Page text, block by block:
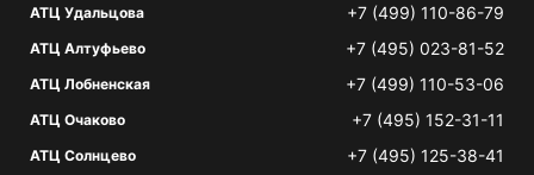
АТЦ Удальцова +7 (499) 110-86-79
АТЦ Алтуфьево +7 (495) 023-81-52
АТЦ Лобненская +7 (499) 110-53-06
АТЦ Очаково +7 (495) 152-31-11
АТЦ Солнцево +7 (495) 125-38-41